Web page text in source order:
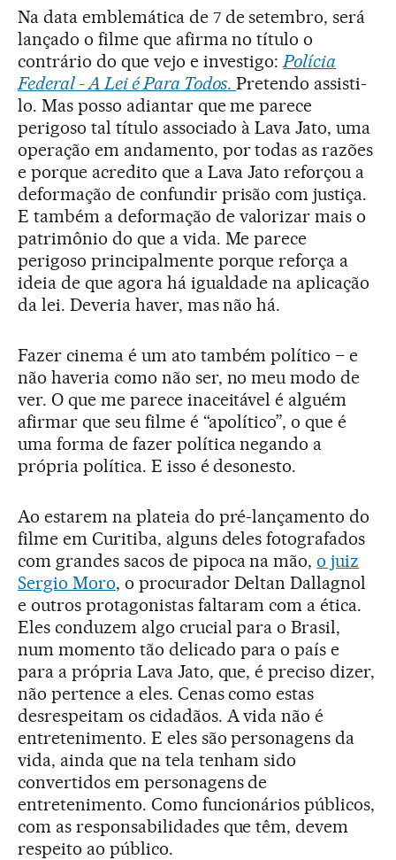
Na data emblemática de 7 de setembro, será
lançado o filme que afirma no título o
contrário do que vejo e investigo:Polícia
Federal - A Lei é Para Todos.Pretendo assisti-
lo. Mas posso adiantar que me parece
perigoso tal título associado à Lava Jato, uma
operação em andamento, por todas as razões
e porque acredito que a Lava Jato reforçou a
deformação de confundir prisão com justiça.
E também a deformação de valorizar mais o
patrimônio do que a vida. Me parece
perigoso principalmente porque reforça a
ideia de que agora há igualdade na aplicação
da lei. Deveria haver, mas não há.
Fazer cinema é um ato também político – e
não haveria como não ser, no meu modo de
ver. O que me parece inaceitável é alguém
afirmar que seu filme é “apolítico”, o que é
uma forma de fazer política negando a
própria política. E isso é desonesto.
Ao estarem na plateia do pré-lançamento do
filme em Curitiba, alguns deles fotografados
com grandes sacos de pipoca na mão,o juiz
Sergio Moro, o procurador Deltan Dallagnol
e outros protagonistas faltaram com a ética.
Eles conduzem algo crucial para o Brasil,
num momento tão delicado para o país e
para a própria Lava Jato, que, é preciso dizer,
não pertence a eles. Cenas como estas
desrespeitam os cidadãos. A vida não é
entretenimento. E eles são personagens da
vida, ainda que na tela tenham sido
convertidos em personagens de
entretenimento. Como funcionários públicos,
com as responsabilidades que têm, devem
respeito ao público.